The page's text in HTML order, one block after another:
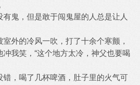
鬼，但是敢于闯鬼屋的人总是让人
的冷风一吹，打了十余个寒颤，
冲我笑，“这个地方太冷，神父也要喝
，喝了几杯啤酒，肚子里的火气可